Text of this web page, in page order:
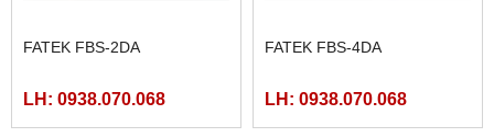
FATEK FBS-2DA
LH: 0938.070.068
FATEK FBS-4DA
LH: 0938.070.068